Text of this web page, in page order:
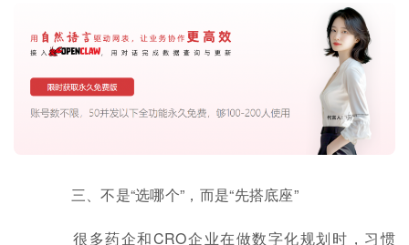
三、不是“选哪个”，而是“先搭底座”
很多药企和CRO企业在做数字化规划时，习惯